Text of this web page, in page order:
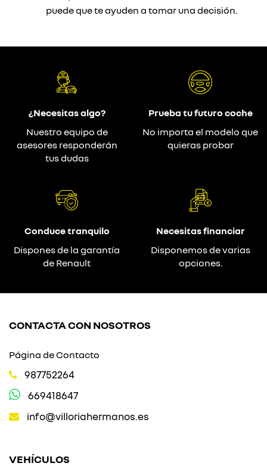
puede que te ayuden a tomar una decisión.
¿Necesitas algo?
Nuestro equipo de
asesores responderán
tus dudas
Prueba tu futuro coche
No importa el modelo que
quieras probar
Conduce tranquilo
Dispones de la garantía
de Renault
Necesitas financiar
Disponemos de varias
opciones.
CONTACTA CON NOSOTROS
Página de Contacto
987752264
669418647
info@villoriahermanos.es
VEHÍCULOS